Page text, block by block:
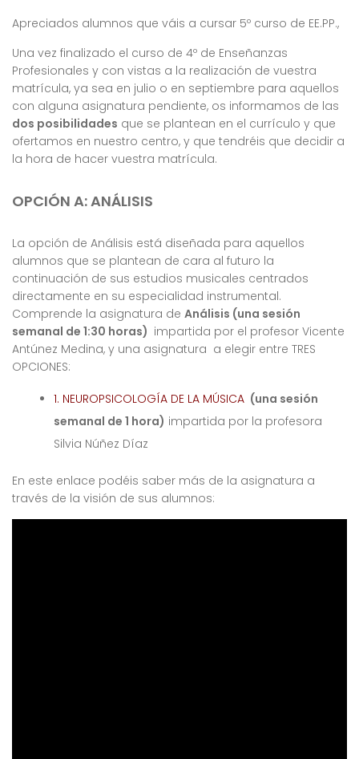
Apreciados alumnos que váis a cursar 5º curso de EE.PP.,
Una vez finalizado el curso de 4º de Enseñanzas
Profesionales y con vistas a la realización de vuestra
matrícula, ya sea en julio o en septiembre para aquellos
con alguna asignatura pendiente, os informamos de las
dos posibilidades que se plantean en el currículo y que
ofertamos en nuestro centro, y que tendréis que decidir a
la hora de hacer vuestra matrícula.
OPCIÓN A:ANÁLISIS
La opción de Análisis está diseñada para aquellos
alumnos que se plantean de cara al futuro la
continuación de sus estudios musicales centrados
directamente en su especialidad instrumental.
Comprende la asignatura de Análisis (una sesión
semanal de 1:30 horas) impartida por el profesor Vicente
Antúnez Medina, y una asignatura a elegir entre TRES
OPCIONES:
1. NEUROPSICOLOGÍA DE LA MÚSICA (una sesión
semanal de 1 hora) impartida por la profesora
Silvia Núñez Díaz
En este enlace podéis saber más de la asignatura a
través de la visión de sus alumnos: